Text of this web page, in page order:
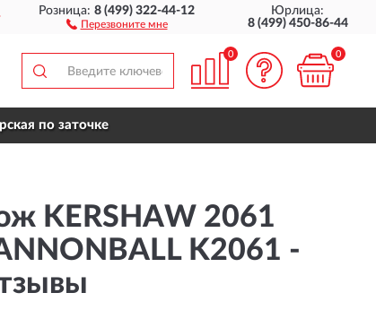
ДОСТАВИМ ПО ВСЕЙ РОССИИ
Розница:8 (499) 322-44-12
Перезвоните мне
Юрлица:
8 (499) 450-86-44
0 0
по заточке
KERSHAW 2061
K2061 -